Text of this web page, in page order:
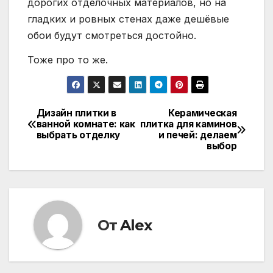
гладких и ровных стенах даже дешёвые
обои будут смотреться достойно.
Тоже про то же.
Навигация
по
записям
Керамическая
плитка для каминов
и печей: делаем
выбор
Дизайн плитки в
ванной комнате: как
выбрать отделку
ОтAlex